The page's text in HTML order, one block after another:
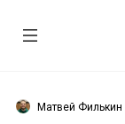
Матвей Филькин